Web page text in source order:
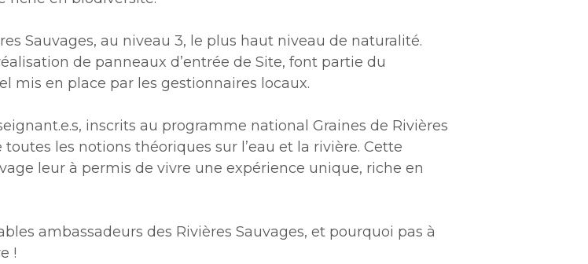
Sauvages, au niveau 3, le plus haut niveau de naturalité.
de panneaux d’entrée de Site, font partie du
mis en place par les gestionnaires locaux.
inscrits au programme national Graines de Rivières
les notions théoriques sur l’eau et la rivière. Cette
leur à permis de vivre une expérience unique, riche en
ambassadeurs des Rivières Sauvages, et pourquoi pas à
!